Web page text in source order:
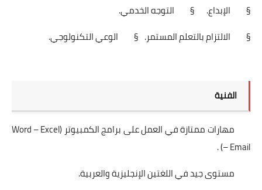
§ الإبداع.
§ التوجه الخدمي.
§ الالتزام بالتعلم المستمر. § الوعي التكنولوجي.
الفنية
مهارات ممتازة في العمل على برامج الكمبيوتر (Word – Excel
– Email) .
مستوى جيد في اللغتين الإنجليزية والعربية.